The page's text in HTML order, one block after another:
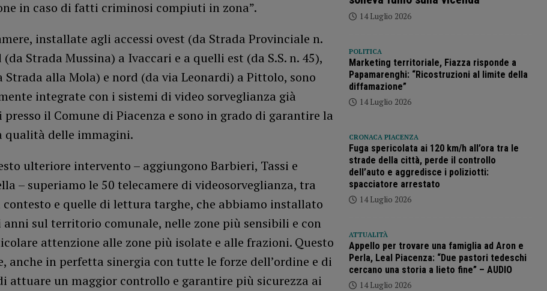
in caso di fatti criminosi compiuti in zona”.
installate agli accessi ovest (da Strada Provinciale n.
(da Strada Mussina) a Ivaccari e a quelli est (da S.S. n. 45),
Strada alla Mola) e nord (da via Leonardi) a Pittolo, sono
integrate con i sistemi di video sorveglianza già
il Comune di Piacenza e sono in grado di garantire la
qualità delle immagini.
ulteriore intervento – aggiungono Barbieri, Tassi e
– superiamo le 50 telecamere di videosorveglianza, tra
contesto e quelle di lettura targhe, che abbiamo installato
anni sul territorio comunale, nelle zone più sensibili e con
attenzione alle zone più isolate e alle frazioni. Questo
anche in perfetta sinergia con tutte le forze dell’ordine e di
attuare un maggior controllo e garantire più sicurezza ai
14 Luglio 2026
POLITICA
Marketing territoriale, Fiazza risponde a
Papamarenghi: “Ricostruzioni al limite della
diffamazione”
14 Luglio 2026
CRONACA PIACENZA
Fuga spericolata ai 120 km/h all’ora tra le
strade della città, perde il controllo
dell’auto e aggredisce i poliziotti:
spacciatore arrestato
14 Luglio 2026
ATTUALITÀ
Appello per trovare una famiglia ad Aron e
Perla, Leal Piacenza: “Due pastori tedeschi
cercano una storia a lieto fine” – AUDIO
14 Luglio 2026